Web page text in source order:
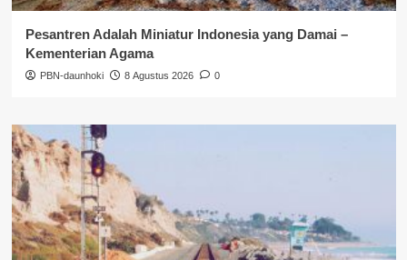
Pesantren Adalah Miniatur Indonesia yang Damai –
Kementerian Agama
PBN-daunhoki 8 Agustus 2026 0